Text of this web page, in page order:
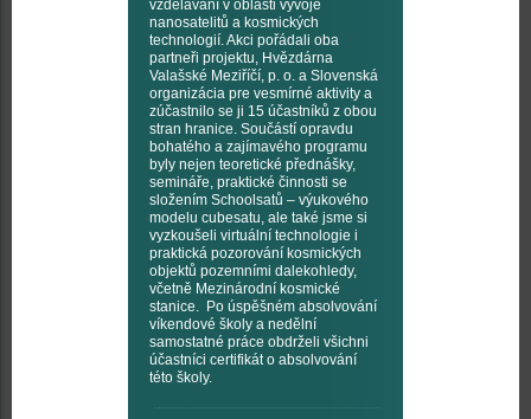
vzdělávání v oblasti vývoje
nanosatelitů a kosmických
technologií. Akci pořádali oba
partneři projektu, Hvězdárna
Valašské Meziříčí, p. o. a Slovenská
organizácia pre vesmírné aktivity a
zúčastnilo se ji 15 účastníků z obou
stran hranice. Součástí opravdu
bohatého a zajímavého programu
byly nejen teoretické přednášky,
semináře, praktické činnosti se
složením Schoolsatů – výukového
modelu cubesatu, ale také jsme si
vyzkoušeli virtuální technologie i
praktická pozorování kosmických
objektů pozemními dalekohledy,
včetně Mezinárodní kosmické
stanice. Po úspěšném absolvování
víkendové školy a nedělní
samostatné práce obdrželi všichni
účastníci certifikát o absolvování
této školy.